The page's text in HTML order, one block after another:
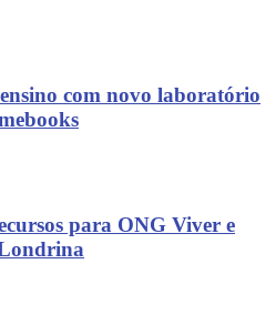
com novo laboratório
para ONG Viver e